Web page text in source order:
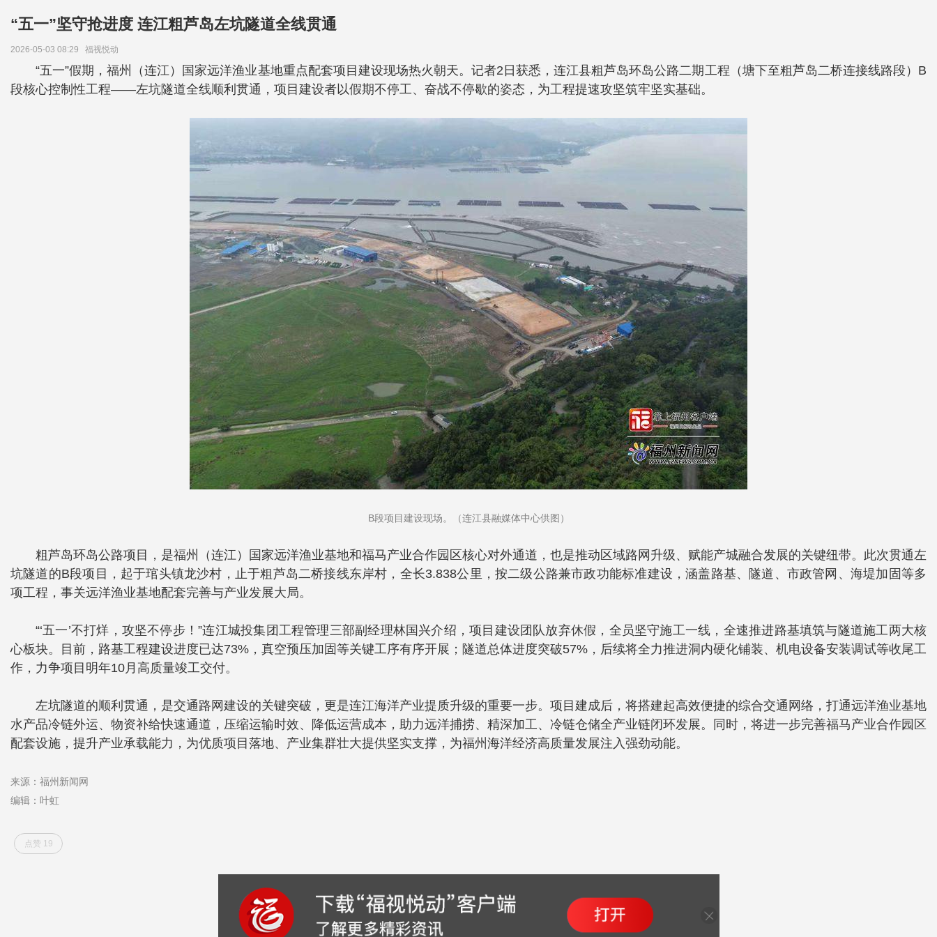
“五一”坚守抢进度 连江粗芦岛左坑隧道全线贯通
2026-05-03 08:29 福视悦动
“五一”假期，福州（连江）国家远洋渔业基地重点配套项目建设现场热火朝天。记者2日获悉，连江县粗芦岛环岛公路二期工程（塘下至粗芦岛二桥连接线路段）B
段核心控制性工程——左坑隧道全线顺利贯通，项目建设者以假期不停工、奋战不停歇的姿态，为工程提速攻坚筑牢坚实基础。
B段项目建设现场。（连江县融媒体中心供图）
粗芦岛环岛公路项目，是福州（连江）国家远洋渔业基地和福马产业合作园区核心对外通道，也是推动区域路网升级、赋能产城融合发展的关键纽带。此次贯通左
坑隧道的B段项目，起于琯头镇龙沙村，止于粗芦岛二桥接线东岸村，全长3.838公里，按二级公路兼市政功能标准建设，涵盖路基、隧道、市政管网、海堤加固等多
项工程，事关远洋渔业基地配套完善与产业发展大局。
“‘五一’不打烊，攻坚不停步！”连江城投集团工程管理三部副经理林国兴介绍，项目建设团队放弃休假，全员坚守施工一线，全速推进路基填筑与隧道施工两大核
心板块。目前，路基工程建设进度已达73%，真空预压加固等关键工序有序开展；隧道总体进度突破57%，后续将全力推进洞内硬化铺装、机电设备安装调试等收尾工
作，力争项目明年10月高质量竣工交付。
左坑隧道的顺利贯通，是交通路网建设的关键突破，更是连江海洋产业提质升级的重要一步。项目建成后，将搭建起高效便捷的综合交通网络，打通远洋渔业基地
水产品冷链外运、物资补给快速通道，压缩运输时效、降低运营成本，助力远洋捕捞、精深加工、冷链仓储全产业链闭环发展。同时，将进一步完善福马产业合作园区
配套设施，提升产业承载能力，为优质项目落地、产业集群壮大提供坚实支撑，为福州海洋经济高质量发展注入强劲动能。
来源：福州新闻网
编辑：叶虹
点赞 19